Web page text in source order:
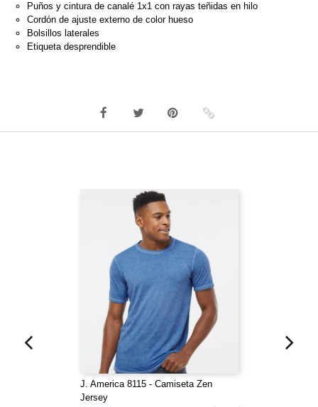
Puños y cintura de canalé 1x1 con rayas teñidas en hilo
Cordón de ajuste externo de color hueso
Bolsillos laterales
Etiqueta desprendible
J. America 8115 - Camiseta Zen
Jersey